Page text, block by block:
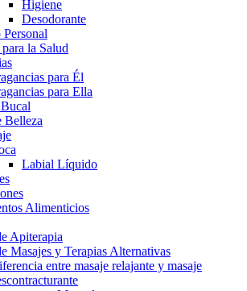
Higiene
Desodorante
la Salud
para Él
para Ella
Belleza
Labial Líquido
Alimenticios
Apiterapia
Masajes y Terapias Alternativas
entre masaje relajante y masaje